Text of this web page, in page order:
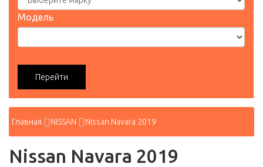
Модель
Перейти
Главная NISSAN Nissan Navara 2019
Nissan Navara 2019